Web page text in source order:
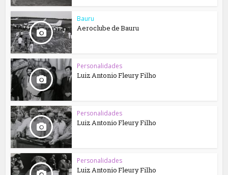
Bauru
Aeroclube de Bauru
Personalidades
Luiz Antonio Fleury Filho
Personalidades
Luiz Antonio Fleury Filho
Personalidades
Luiz Antonio Fleury Filho